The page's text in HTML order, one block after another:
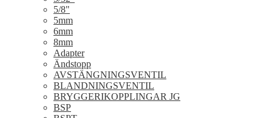
5/8"
5mm
6mm
8mm
Adapter
Ändstopp
AVSTÄNGNINGSVENTIL
BLANDNINGSVENTIL
BRYGGERIKOPPLINGAR JG
BSP